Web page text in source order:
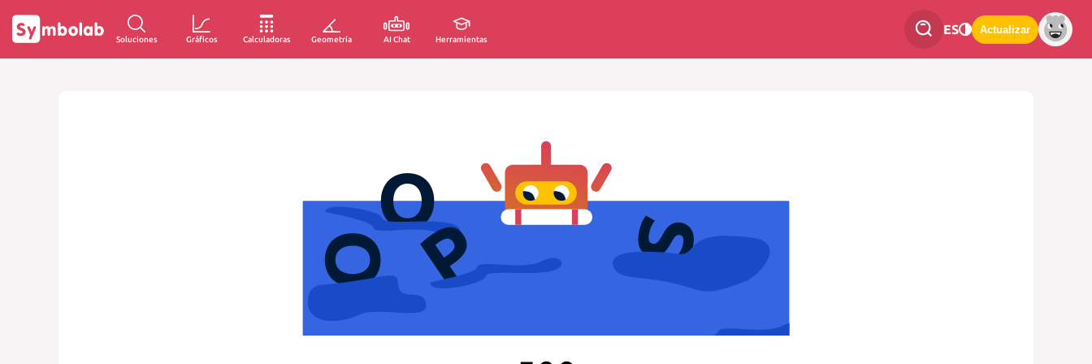
Soluciones Gráficos Calculadoras Geometría AI Chat Herramientas
ES Actualizar